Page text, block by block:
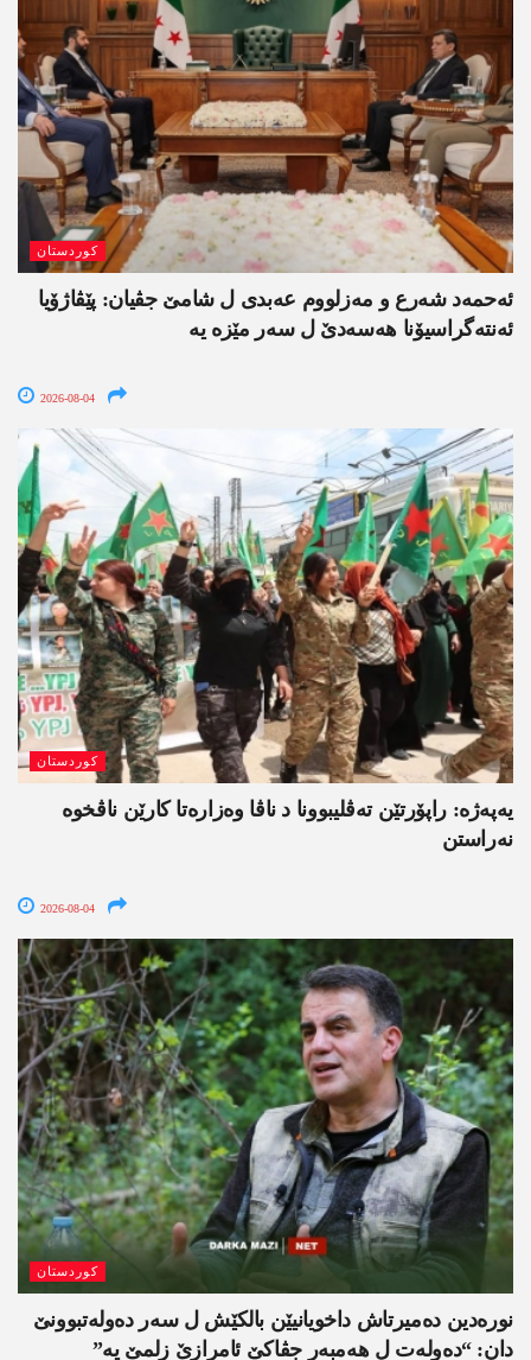
کوردستان
ئەحمەد شەرع و مەزلووم عەبدی ل شامێ جڤیان: پێڤاژۆیا
ئەنتەگراسیۆنا ھەسەدێ ل سەر مێزە یە
2026-08-04
کوردستان
یەپەژە: راپۆرتێن تەڤلیبوونا د ناڤا وەزارەتا کارێن ناڤخوە
نەراستن
2026-08-04
کوردستان
نورەدین دەمیرتاش داخویانیێن بالکێش ل سەر دەولەتبوونێ
دان: “دەولەت ل ھەمبەر جڤاکێ ئامرازێ زلمێ یە”